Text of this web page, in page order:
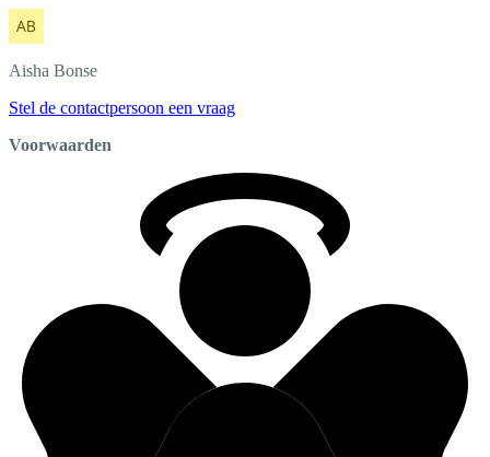
Aisha Bonse
Stel de contactpersoon een vraag
Voorwaarden